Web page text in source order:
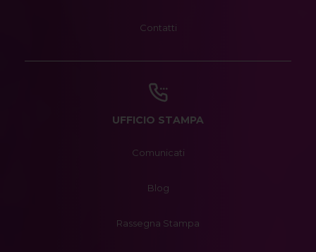
Contatti
UFFICIO STAMPA
Comunicati
Blog
Rassegna Stampa